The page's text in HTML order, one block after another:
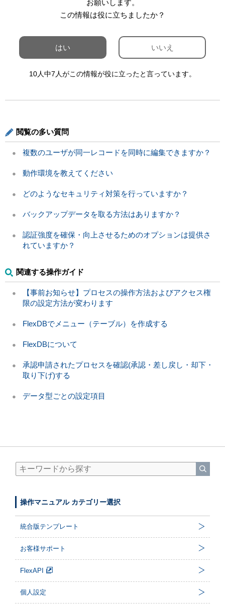
お願いします。
この情報は役に立ちましたか？
はい いいえ
10人中7人がこの情報が役に立ったと言っています。
閲覧の多い質問
複数のユーザが同一レコードを同時に編集できますか？
動作環境を教えてください
どのようなセキュリティ対策を行っていますか？
バックアップデータを取る方法はありますか？
認証強度を確保・向上させるためのオプションは提供さ
れていますか？
関連する操作ガイド
【事前お知らせ】プロセスの操作方法およびアクセス権
限の設定方法が変わります
FlexDBでメニュー（テーブル）を作成する
FlexDBについて
承認申請されたプロセスを確認(承認・差し戻し・却下・
取り下げ)する
データ型ごとの設定項目
操作マニュアル カテゴリー選択
統合版テンプレート
お客様サポート
FlexAPI
個人設定